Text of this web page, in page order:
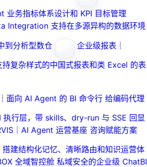
业务指标体系设计和 KPI 目标管理
Integration 支持在多源异构的数据环境
到分析型数仓
企业级报表｜
持复杂样式的中国式报表和类 Excel 的表
面向 AI Agent 的 BI 命令行 给编码代理
执行层，带 skills、dry-run 与 SSE 回显
｜AI Agent 运营基座 咨询赋能方案
建结构化记忆、清晰路由和知识运营体
全域智控舱 私域安全的企业级 ChatBI